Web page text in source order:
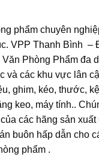
phẩm chuyên
VPP Thanh Bình –
Phòng Phẩm đa
và các khu vực lân
ghim, kéo, thước,
keo, máy tính..
các hãng sản
buôn hấp dẫn cho
phẩm .